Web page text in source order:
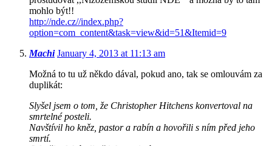
mohlo být!!
http://nde.cz//index.php?
option=com_content&task=view&id=51&Itemid=9
Machi January 4, 2013 at 11:13 am
Možná to tu už někdo dával, pokud ano, tak se omlouvám za
duplikát:
Slyšel jsem o tom, že Christopher Hitchens konvertoval na
smrtelné posteli.
Navštívil ho kněz, pastor a rabín a hovořili s ním před jeho
smrtí.